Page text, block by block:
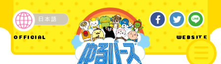
OFFICIAL WEBSITE
日本語
ご当地